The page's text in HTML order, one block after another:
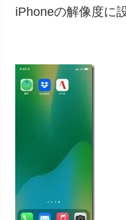
iPhoneの解像度に